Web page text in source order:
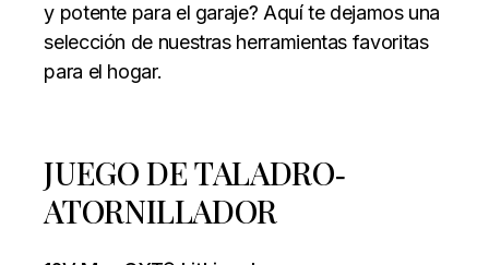
y potente para el garaje? Aquí te dejamos una
selección de nuestras herramientas favoritas
para el hogar.
JUEGO DE TALADRO‐
ATORNILLADOR